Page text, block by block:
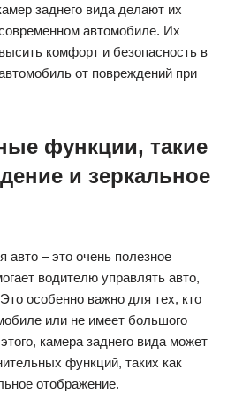
заднего вида делают их
автомобиле. Их
комфорт и безопасность в
от повреждений при
функции, такие
и зеркальное
авто – это очень полезное
водителю управлять авто,
особенно важно для тех, кто
или не имеет большого
камера заднего вида может
функций, таких как
отображение.